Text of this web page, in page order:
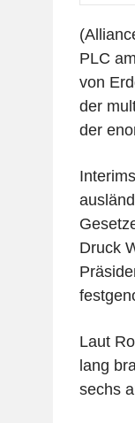
PLC
von
der
der
Druck
Laut
lang
sechs